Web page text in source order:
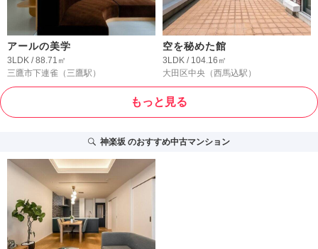
アールの美学
3LDK / 88.71㎡
三鷹市下連雀 （三鷹駅）
空を秘めた館
3LDK / 104.16㎡
大田区中央 （西馬込駅）
もっと見る
神楽坂のおすすめ中古マンション